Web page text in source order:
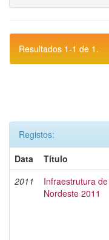
Resultados 1-1 de 1.
Registos:
Data
Título
2011
Infraestrutura
Nordeste 2011